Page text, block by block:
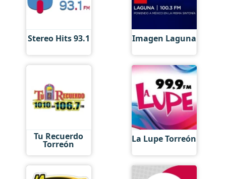
Stereo Hits 93.1 Imagen Laguna
Tu Recuerdo
Torreón La Lupe Torreón